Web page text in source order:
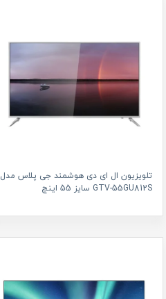
تلویزیون ال ای دی هوشمند جی پلاس مدل
GTV-55GU812S سایز 55 اینچ